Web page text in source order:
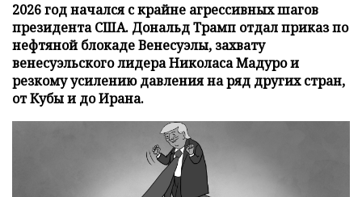
2026 год начался с крайне агрессивных шагов
президента США. Дональд Трамп отдал приказ по
нефтяной блокаде Венесуэлы, захвату
венесуэльского лидера Николаса Мадуро и
резкому усилению давления на ряд других стран,
от Кубы и до Ирана.